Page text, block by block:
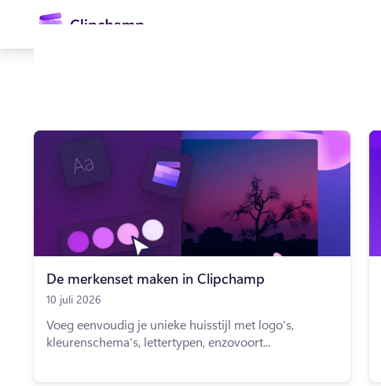
Aanmelden
De merkenset maken in Clipchamp
10 juli 2026
Voeg eenvoudig je unieke huisstijl met logo's,
kleurenschema's, lettertypen, enzovoort...